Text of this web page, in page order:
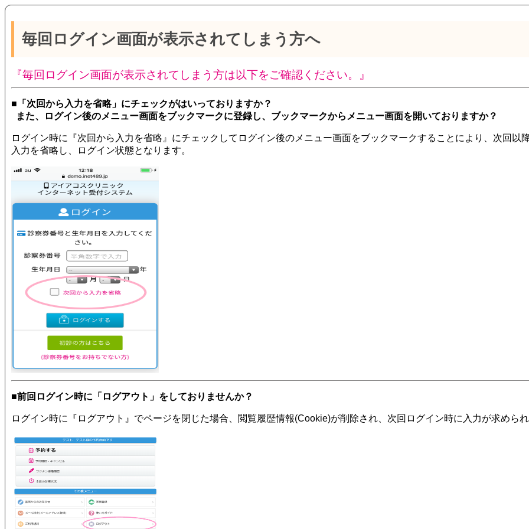
毎回ログイン画面が表示されてしまう方へ
『毎回ログイン画面が表示されてしまう方は以下をご確認ください。』
■「次回から入力を省略」にチェックがはいっておりますか？
また、ログイン後のメニュー画面をブックマークに登録し、ブックマークからメニュー画面を開いておりますか？
ログイン時に『次回から入力を省略』にチェックしてログイン後のメニュー画面をブックマークすることにより、次回
入力を省略し、ログイン状態となります。
■前回ログイン時に「ログアウト」をしておりませんか？
ログイン時に『ログアウト』でページを閉じた場合、閲覧履歴情報(Cookie)が削除され、次回ログイン時に入力が求められ